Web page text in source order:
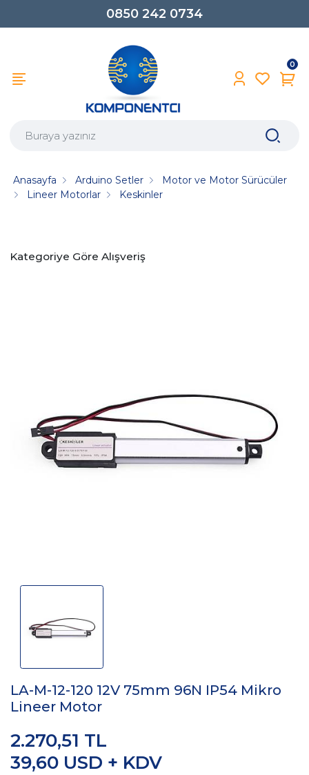
0850 242 0734
0
Anasayfa Arduino Setler
Motor ve Motor Sürücüler
Lineer Motorlar
Keskinler
Kategoriye Göre Alışveriş
LA-M-12-120 12V 75mm 96N IP54 Mikro
Lineer Motor
39,60 USD + KDV
2.270,51 TL